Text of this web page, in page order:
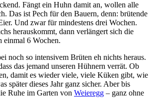
Fängt ein Huhn damit an, wollen alle
Das ist Pech für den Bauern, denn: brütende
Und zwar für mindestens drei Wochen.
herauskommt, dann verlängert sich die
einmal 6 Wochen.
noch so intensivem Brüten eh nichts heraus.
das jemand unseren Hühnern verrät. Ob
damit es wieder viele, viele Küken gibt, wie
später dieses Jahr ganz sicher. Aber bis
Ruhe im Garten von Weieregg – ganz ohne